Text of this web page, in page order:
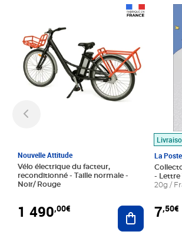
Nouvelle Attitude
Vélo électrique du facteur,
reconditionné - Taille normale -
Noir/ Rouge
1 490,00€ Ajouter au
La Poste
- Lettre
20g /
7,50€
Prix